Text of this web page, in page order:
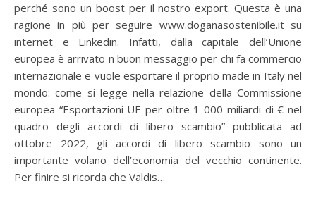
perché sono un boost per il nostro export. Questa è una
ragione in più per seguire www.doganasostenibile.it su
internet e Linkedin. Infatti, dalla capitale dell’Unione
europea è arrivato n buon messaggio per chi fa commercio
internazionale e vuole esportare il proprio made in Italy nel
mondo: come si legge nella relazione della Commissione
europea “Esportazioni UE per oltre 1 000 miliardi di € nel
quadro degli accordi di libero scambio” pubblicata ad
ottobre 2022, gli accordi di libero scambio sono un
importante volano dell’economia del vecchio continente.
Per finire si ricorda che Valdis…